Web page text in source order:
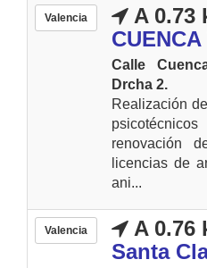
Valencia A 0.73
CUENCA
Calle
Drcha 2.
Realización
renovación
licencias de
ani...
Valencia A 0.76
Santa